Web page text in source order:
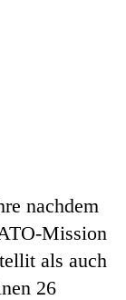
nachdem
Mission
als auch
26